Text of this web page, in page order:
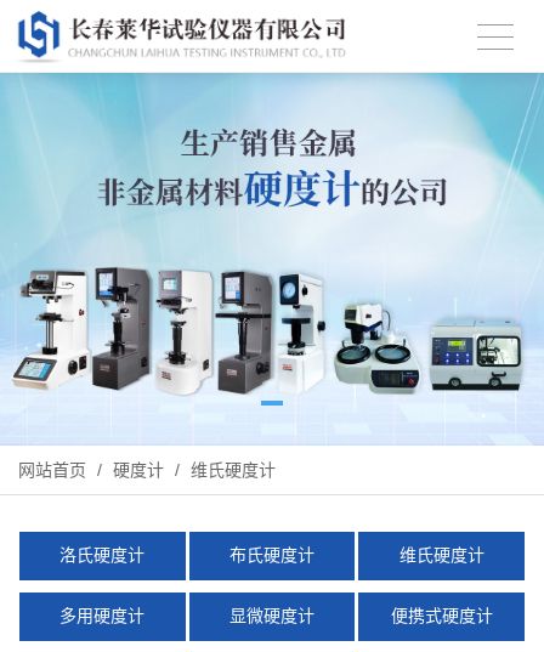
网站首页 / 硬度计 / 维氏硬度计
洛氏硬度计 布氏硬度计 维氏硬度计
多用硬度计 显微硬度计 便携式硬度计